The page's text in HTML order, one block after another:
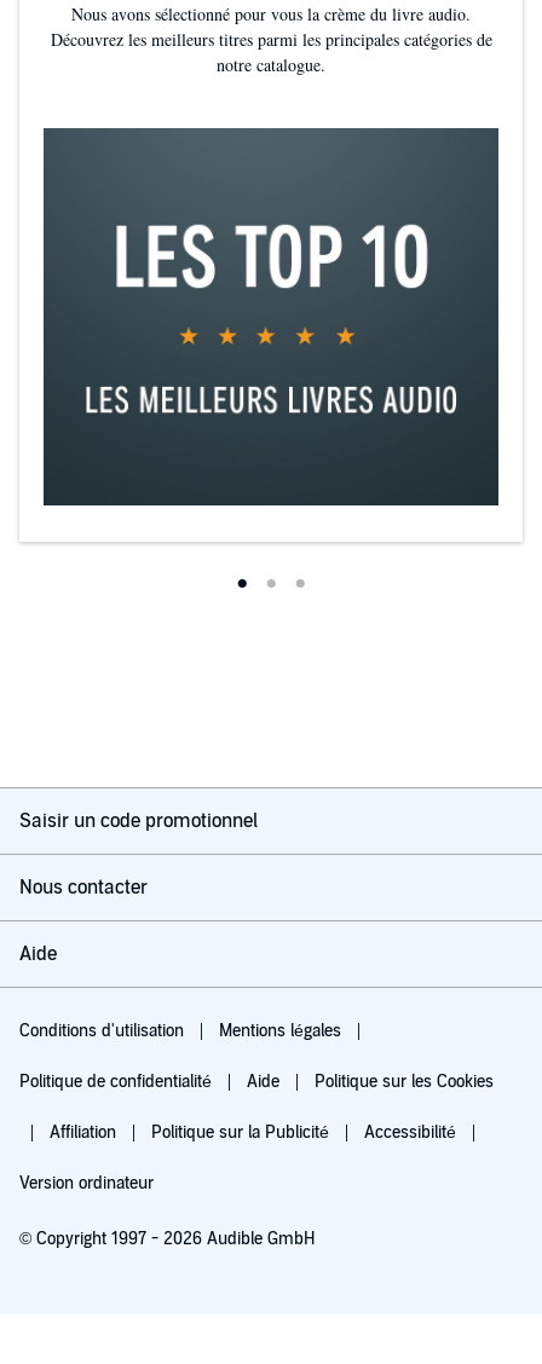
Nous avons sélectionné pour vous la crème du livre audio.
Découvrez les meilleurs titres parmi les principales catégories de
notre catalogue.
Saisir un code promotionnel
Nous contacter
Aide
Conditions d'utilisation Mentions légales
Politique de confidentialité Aide Politique sur les Cookies
Affiliation Politique sur la Publicité Accessibilité
Version ordinateur
© Copyright 1997 - 2026 Audible GmbH